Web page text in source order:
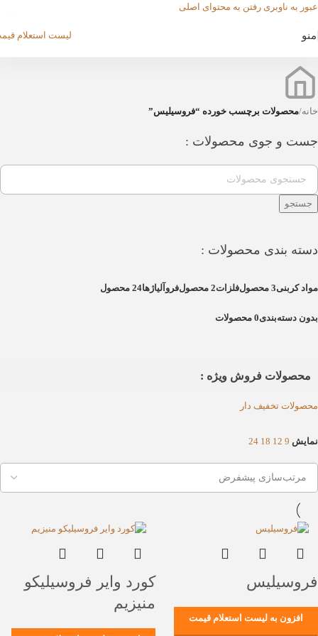
عبور به ناوبری رفتن به محتوای اصلی
منو لیست استعلام
خانه/محصولات برچسب خورده “فروسیلیس”
جست و جوی محصولات :
جستجو
دسته بندی محصولات :
مواد کربنی3 محصول فلزات2 محصول فروآلیاژها24 محصول
بدون دسته‌بندی0 محصولات
محصولات فروش ویژه :
محصولات تخفیف دار
نمایش 9
12
18
24
فروسیلیس
افزون به لیست استعلام قیمت
کورد وایر فروسیلیکو
منیزیم